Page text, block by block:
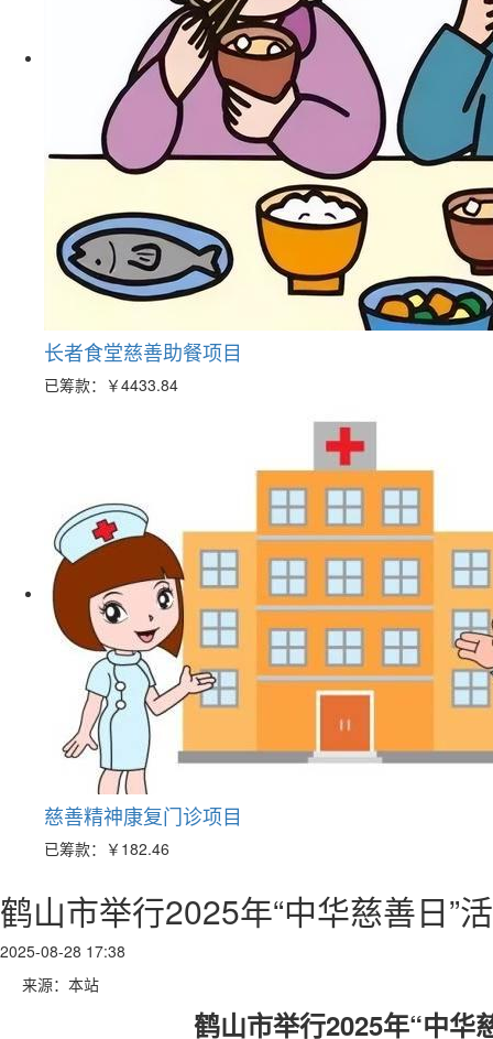
长者食堂慈善助餐项目
已筹款： ￥4433.84
慈善精神康复门诊项目
已筹款： ￥182.46
鹤山市举行2025年“中华慈善日”
2025-08-28 17:38
来源：本站
鹤山市举行2025年“中华